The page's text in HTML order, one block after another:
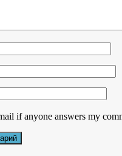
if anyone answers my